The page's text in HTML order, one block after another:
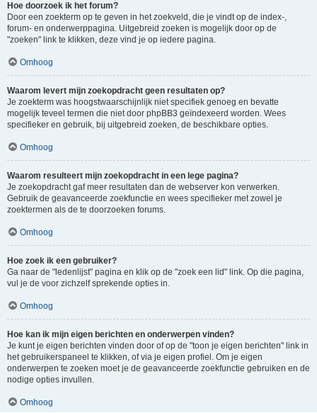
Hoe doorzoek ik het forum?
Door een zoekterm op te geven in het zoekveld, die je vindt op de index-,
forum- en onderwerppagina. Uitgebreid zoeken is mogelijk door op de
"zoeken" link te klikken, deze vind je op iedere pagina.
Omhoog
Waarom levert mijn zoekopdracht geen resultaten op?
Je zoekterm was hoogstwaarschijnlijk niet specifiek genoeg en bevatte
mogelijk teveel termen die niet door phpBB3 geïndexeerd worden. Wees
specifieker en gebruik, bij uitgebreid zoeken, de beschikbare opties.
Omhoog
Waarom resulteert mijn zoekopdracht in een lege pagina?
Je zoekopdracht gaf meer resultaten dan de webserver kon verwerken.
Gebruik de geavanceerde zoekfunctie en wees specifieker met zowel je
zoektermen als de te doorzoeken forums.
Omhoog
Hoe zoek ik een gebruiker?
Ga naar de "ledenlijst" pagina en klik op de "zoek een lid" link. Op die pagina,
vul je de voor zichzelf sprekende opties in.
Omhoog
Hoe kan ik mijn eigen berichten en onderwerpen vinden?
Je kunt je eigen berichten vinden door of op de "toon je eigen berichten" link in
het gebruikerspaneel te klikken, of via je eigen profiel. Om je eigen
onderwerpen te zoeken moet je de geavanceerde zoekfunctie gebruiken en de
nodige opties invullen.
Omhoog